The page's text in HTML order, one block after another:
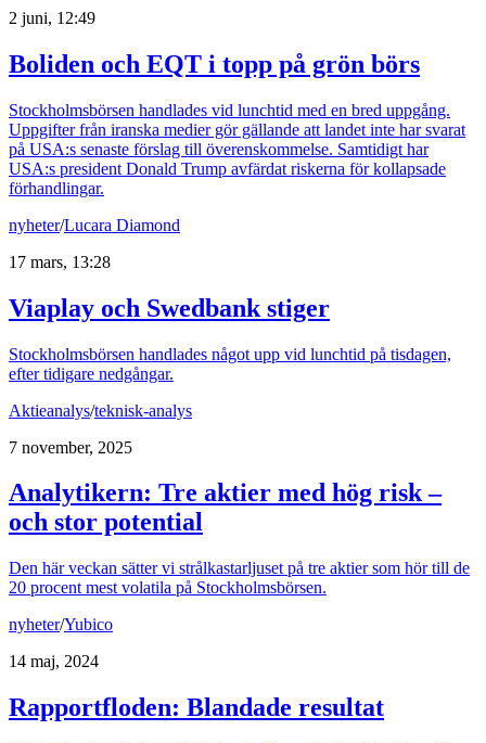
2 juni, 12:49
Boliden och EQT i topp på grön börs
Stockholmsbörsen handlades vid lunchtid med en bred uppgång.
Uppgifter från iranska medier gör gällande att landet inte har svarat
på USA:s senaste förslag till överenskommelse. Samtidigt har
USA:s president Donald Trump avfärdat riskerna för kollapsade
förhandlingar.
nyheter/Lucara Diamond
17 mars, 13:28
Viaplay och Swedbank stiger
Stockholmsbörsen handlades något upp vid lunchtid på tisdagen,
efter tidigare nedgångar.
Aktieanalys/teknisk-analys
7 november, 2025
Analytikern: Tre aktier med hög risk –
och stor potential
Den här veckan sätter vi strålkastarljuset på tre aktier som hör till de
20 procent mest volatila på Stockholmsbörsen.
nyheter/Yubico
14 maj, 2024
Rapportfloden: Blandade resultat